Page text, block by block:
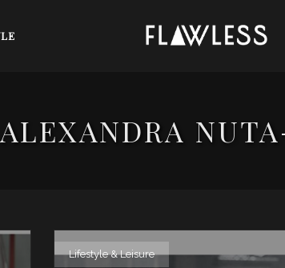
ALEXANDRA
Lifestyle & Leisure